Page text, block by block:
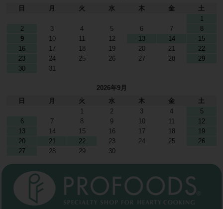
日
月 火 水 木 金
土
1
2
3 4 5 6 7
8
9
10 11 12 13 14
15
16
17 18 19 20 21
22
23
24 25 26 27 28
29
30
31
2026年9月
日
月 火 水 木 金
土
1
2 3 4
5
6
7 8 9 10 11
12
13
14 15 16 17 18
19
20
21 22 23 24 25
26
27
28 29 30